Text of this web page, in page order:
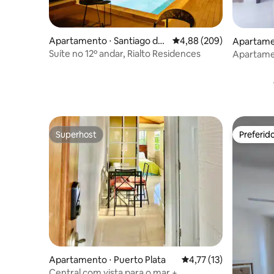
Apartamento ⋅ Santiago de l
os Caballeros
4,88 de uma avaliação
4,88 (209)
Suíte no 12º andar, Rialto Residences
os
Superhost
Superhost
Apartamento ⋅ Puerto Plata 4,77 de uma
4,77 (13)